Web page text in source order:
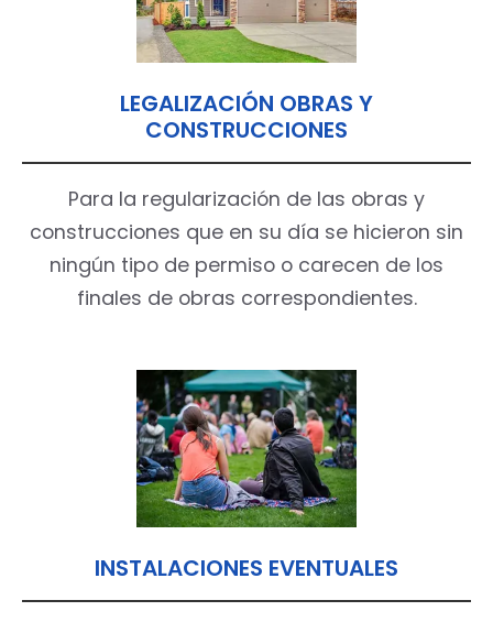
LEGALIZACIÓN OBRAS Y
CONSTRUCCIONES
Para la regularización de las obras y
construcciones que en su día se hicieron sin
ningún tipo de permiso o carecen de los
finales de obras correspondientes.
INSTALACIONES EVENTUALES